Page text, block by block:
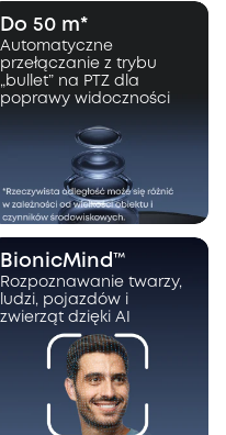
Do 50 m*
Automatyczne
przełączanie z trybu
„bullet” na PTZ dla
poprawy widoczności
BionicMind™
Rozpoznawanie twarzy,
ludzi, pojazdów i
zwierząt dzięki AI